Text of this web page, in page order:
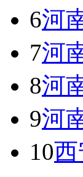
6河
7河
8河
9河
10